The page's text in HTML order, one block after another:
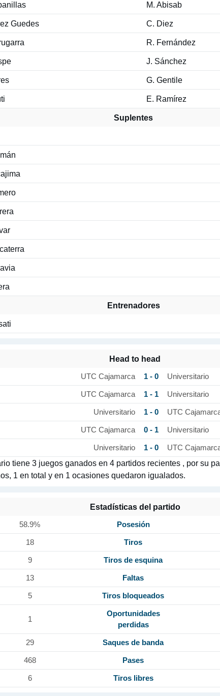
M. Abisab
Guedes C. Diez
R. Fernández
J. Sánchez
G. Gentile
E. Ramírez
Suplentes
Entrenadores
Head to head
UTC Cajamarca 1 - 0 Universitario
UTC Cajamarca 1 - 1 Universitario
Universitario 1 - 0 UTC
UTC Cajamarca 0 - 1 Universitario
Universitario 1 - 0 UTC
tiene 3 juegos ganados en 4 partidos recientes , por su
1 en total y en 1 ocasiones quedaron igualados.
Estadísticas del partido
58.9% Posesión
18 Tiros
9 Tiros de esquina
13 Faltas
5 Tiros bloqueados
1
Oportunidades
perdidas
29 Saques de banda
468 Pases
6 Tiros libres